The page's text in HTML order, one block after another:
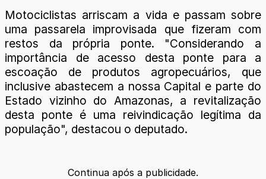
Motociclistas arriscam a vida e passam sobre
uma passarela improvisada que fizeram com
restos da própria ponte. "Considerando a
importância de acesso desta ponte para a
escoação de produtos agropecuários, que
inclusive abastecem a nossa Capital e parte do
Estado vizinho do Amazonas, a revitalização
desta ponte é uma reivindicação legítima da
população", destacou o deputado.
Continua após a publicidade.